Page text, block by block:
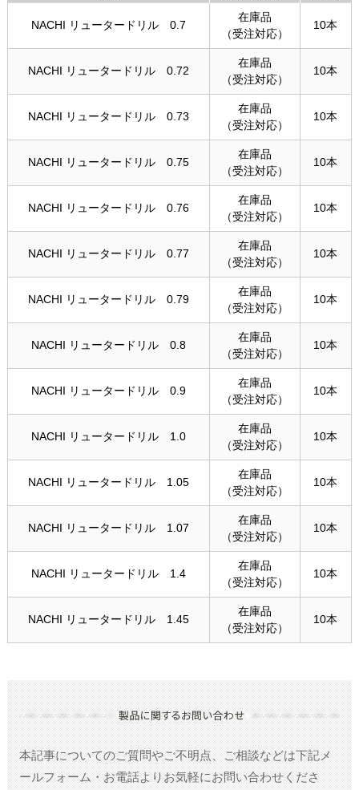
NACHI リュータードリル 0.7
在庫品
（受注対応）
10本
NACHI リュータードリル 0.72
在庫品
（受注対応）
10本
NACHI リュータードリル 0.73
在庫品
（受注対応）
10本
NACHI リュータードリル 0.75
在庫品
（受注対応）
10本
NACHI リュータードリル 0.76
在庫品
（受注対応）
10本
NACHI リュータードリル 0.77
在庫品
（受注対応）
10本
NACHI リュータードリル 0.79
在庫品
（受注対応）
10本
NACHI リュータードリル 0.8
在庫品
（受注対応）
10本
NACHI リュータードリル 0.9
在庫品
（受注対応）
10本
NACHI リュータードリル 1.0
在庫品
（受注対応）
10本
NACHI リュータードリル 1.05
在庫品
（受注対応）
10本
NACHI リュータードリル 1.07
在庫品
（受注対応）
10本
NACHI リュータードリル 1.4
在庫品
（受注対応）
10本
NACHI リュータードリル 1.45
在庫品
（受注対応）
10本
本記事についてのご質問やご不明点、ご相談などは下記メ
ールフォーム・お電話よりお気軽にお問い合わせくださ